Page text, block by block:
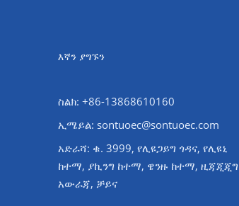
እኛን ያግኙን
ስልክ: +86-13868610160
ኢሜይል: sontuoec@sontuoec.com
አድራሻ: ቁ. 3999, የሊዩጋይግ ጎዳና, የሊዩኒ
ከተማ, ያኪንግ ከተማ, ዌንዙ ከተማ, ዚጃጂጂግ
አውራጃ, ቻይና